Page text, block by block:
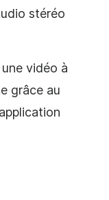
stéréo
vidéo à
grâce au